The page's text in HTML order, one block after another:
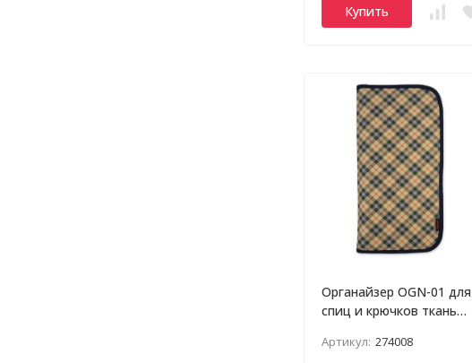
Купить
Органайзер OGN-01 для
спиц и крючков ткань
Артикул: 274008